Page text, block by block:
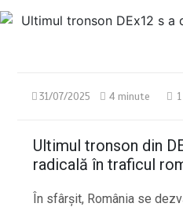
31/07/2025 4 minute
Ultimul tronson din
radicală în traficul
În sfârșit, România se